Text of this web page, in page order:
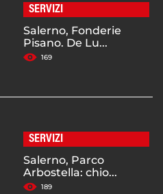
SERVIZI
Salerno, Fonderie
Pisano. De Lu...
169
SERVIZI
Salerno, Parco
Arbostella: chio...
189